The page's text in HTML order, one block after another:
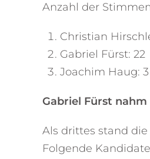
Anzahl der
Christian
Gabriel Fürst: 22
Joachim Haug: 3
Gabriel Fürst
Als drittes stand
Folgende